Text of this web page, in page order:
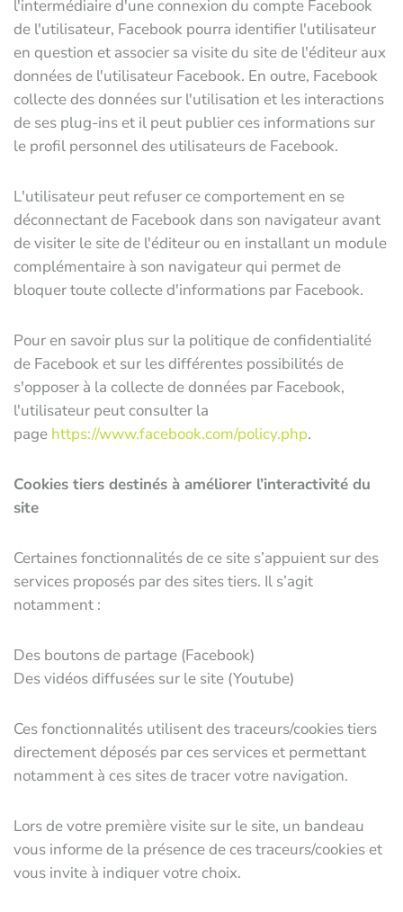
l'intermédiaire d'une connexion du compte Facebook
de l'utilisateur, Facebook pourra identifier l'utilisateur
en question et associer sa visite du site de l'éditeur aux
données de l'utilisateur Facebook. En outre, Facebook
collecte des données sur l'utilisation et les interactions
de ses plug-ins et il peut publier ces informations sur
le profil personnel des utilisateurs de Facebook.
L'utilisateur peut refuser ce comportement en se
déconnectant de Facebook dans son navigateur avant
de visiter le site de l'éditeur ou en installant un module
complémentaire à son navigateur qui permet de
bloquer toute collecte d'informations par Facebook.
Pour en savoir plus sur la politique de confidentialité
de Facebook et sur les différentes possibilités de
s'opposer à la collecte de données par Facebook,
l'utilisateur peut consulter la
page https://www.facebook.com/policy.php.
Cookies tiers destinés à améliorer l’interactivité du
site
Certaines fonctionnalités de ce site s’appuient sur des
services proposés par des sites tiers. Il s’agit
notamment :
Des boutons de partage (Facebook)
Des vidéos diffusées sur le site (Youtube)
Ces fonctionnalités utilisent des traceurs/cookies tiers
directement déposés par ces services et permettant
notamment à ces sites de tracer votre navigation.
Lors de votre première visite sur le site, un bandeau
vous informe de la présence de ces traceurs/cookies et
vous invite à indiquer votre choix.